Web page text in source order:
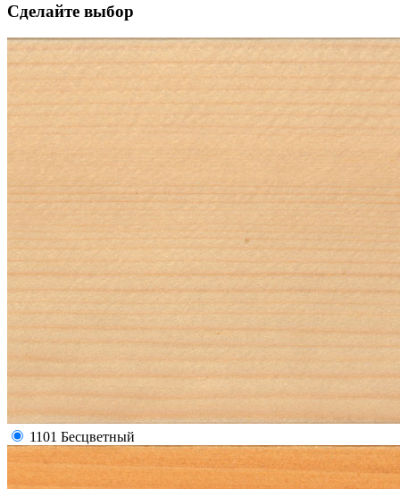
Сделайте выбор
1101 Бесцветный